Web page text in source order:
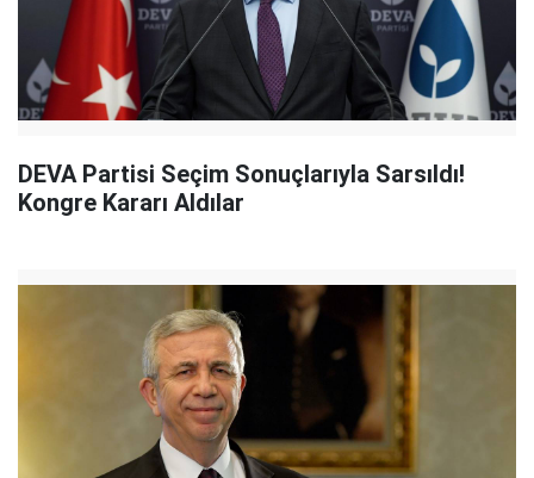
DEVA Partisi Seçim Sonuçlarıyla Sarsıldı!
Kongre Kararı Aldılar